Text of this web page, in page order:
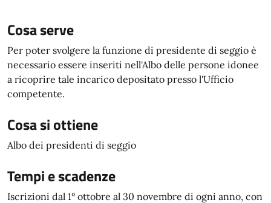
Cosa serve
Per poter svolgere la funzione di presidente di seggio è
necessario essere inseriti nell'Albo delle persone idonee
a ricoprire tale incarico depositato presso l'Ufficio
competente.
Cosa si ottiene
Albo dei presidenti di seggio
Tempi e scadenze
Iscrizioni dal 1° ottobre al 30 novembre di ogni anno, con